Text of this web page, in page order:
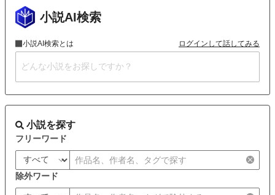
小説AI検索
小説AI検索とは ログインして話してみる
小説を探す
フリーワード
除外ワード